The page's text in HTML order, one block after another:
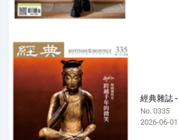
經典雜誌
No. 0335
2026-06-01